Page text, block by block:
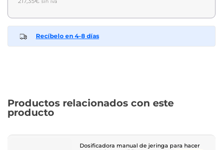
Recíbelo en 4-8 días
Productos relacionados con este
producto
Dosificadora manual de jeringa para hacer